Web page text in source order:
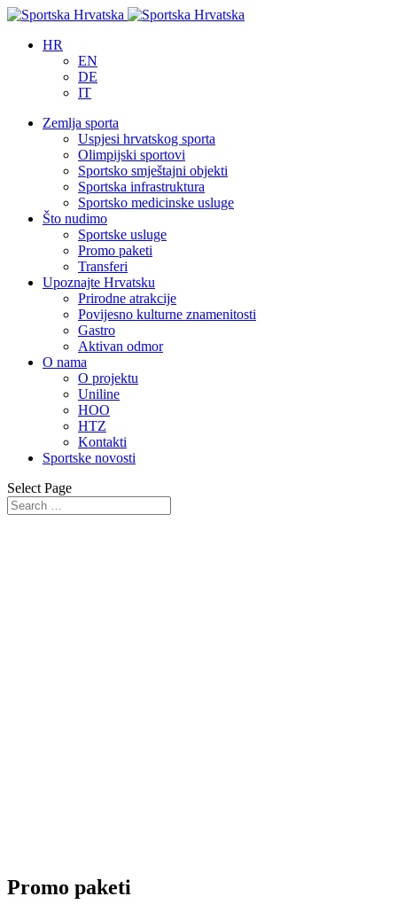
HR
EN
DE
IT
Zemlja sporta
Uspjesi hrvatskog sporta
Olimpijski sportovi
Sportsko smještajni objekti
Sportska infrastruktura
Sportsko medicinske usluge
Što nudimo
Sportske usluge
Promo paketi
Transferi
Upoznajte Hrvatsku
Prirodne atrakcije
Povijesno kulturne znamenitosti
Gastro
Aktivan odmor
O nama
O projektu
Uniline
HOO
HTZ
Kontakti
Sportske novosti
Select Page
Promo paketi